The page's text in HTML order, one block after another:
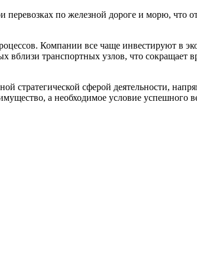
по железной дороге и морю, что
Компании все чаще инвестируют в
вблизи транспортных узлов, что сокращает
стратегической сферой деятельности,
а необходимое условие успешного